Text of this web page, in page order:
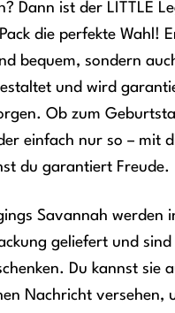
Dann ist der LITTLE
die perfekte Wahl!
bequem, sondern
und wird
Ob zum
einfach nur so – mit
du garantiert Freude.
Savannah werden
geliefert und
Du kannst sie
Nachricht versehen,